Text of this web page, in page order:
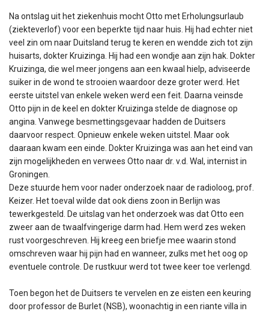
Na ontslag uit het ziekenhuis mocht Otto met Erholungsurlaub
(ziekteverlof) voor een beperkte tijd naar huis. Hij had echter niet
veel zin om naar Duitsland terug te keren en wendde zich tot zijn
huisarts, dokter Kruizinga. Hij had een wondje aan zijn hak. Dokter
Kruizinga, die wel meer jongens aan een kwaal hielp, adviseerde
suiker in de wond te strooien waardoor deze groter werd. Het
eerste uitstel van enkele weken werd een feit. Daarna veinsde
Otto pijn in de keel en dokter Kruizinga stelde de diagnose op
angina. Vanwege besmettingsgevaar hadden de Duitsers
daarvoor respect. Opnieuw enkele weken uitstel. Maar ook
daaraan kwam een einde. Dokter Kruizinga was aan het eind van
zijn mogelijkheden en verwees Otto naar dr. v.d. Wal, internist in
Groningen.
Deze stuurde hem voor nader onderzoek naar de radioloog, prof.
Keizer. Het toeval wilde dat ook diens zoon in Berlijn was
tewerkgesteld. De uitslag van het onderzoek was dat Otto een
zweer aan de twaalfvingerige darm had. Hem werd zes weken
rust voorgeschreven. Hij kreeg een briefje mee waarin stond
omschreven waar hij pijn had en wanneer, zulks met het oog op
eventuele controle. De rustkuur werd tot twee keer toe verlengd.
Toen begon het de Duitsers te vervelen en ze eisten een keuring
door professor de Burlet (NSB), woonachtig in een riante villa in